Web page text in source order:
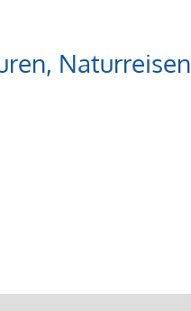
Naturreisen